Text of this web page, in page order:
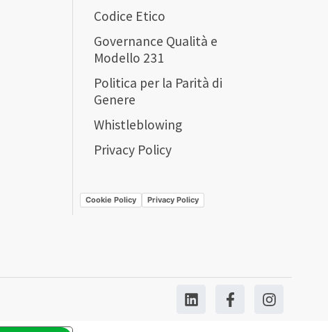
Codice Etico
Governance Qualità e
Modello 231
Politica per la Parità di
Genere
Whistleblowing
Privacy Policy
Cookie Policy Privacy Policy